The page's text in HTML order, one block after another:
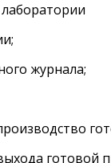
журнала;
готовой